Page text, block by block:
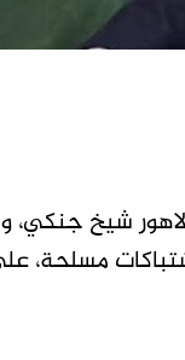
شيخ جنكي،
مسلحة،